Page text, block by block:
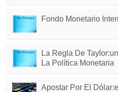
Fondo Monetario
La Regla De
La Política Monetaria
Apostar Por El